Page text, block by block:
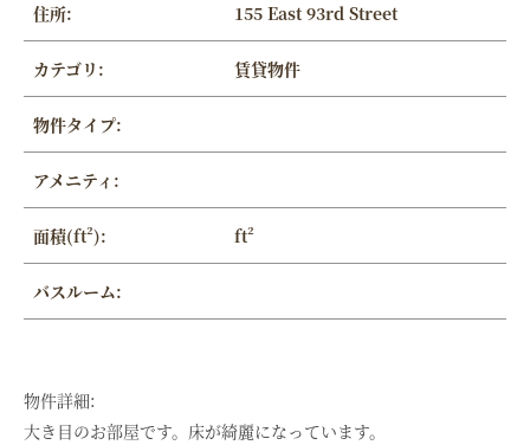
住所: 155 East 93rd Street
カテゴリ: 賃貸物件
物件タイプ:
アメニティ:
面積(ft²): ft²
バスルーム:
物件詳細:
大き目のお部屋です。床が綺麗になっています。